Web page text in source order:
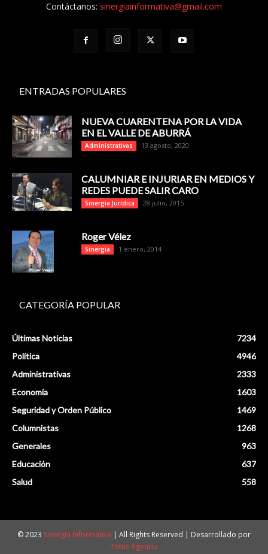
Contáctanos: sinergiainformativa@gmail.com
ENTRADAS POPULARES
NUEVA CUARENTENA POR LA VIDA
EN EL VALLE DE ABURRÁ
Administrativas 13 agosto, 2020
CALUMNIAR E INJURIAR EN MEDIOS Y
REDES PUEDE SALIR CARO
Sinergia Jurídica 28 julio, 2015
Roger Vélez
Sinergia 1 enero, 2014
CATEGORÍA POPULAR
Últimas Noticias
7234
Política
4946
Administrativas
2333
Economía
1603
Seguridad y Orden Público
1469
Columnistas
1268
Generales
963
Educación
637
Salud
558
© 2023 Sinergia Informativa | All Rights Reserved | Desarrollado por
Totus Agencia